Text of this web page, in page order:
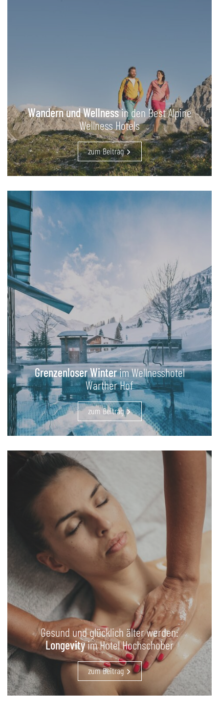
Wandern und Wellnessin den Best Alpine
Wellness Hotels
zum Beitrag
Grenzenloser Winterim Wellnesshotel
Warther Hof
zum Beitrag
Gesund und glücklich älter werden:
Longevityim Hotel Hochschober
zum Beitrag